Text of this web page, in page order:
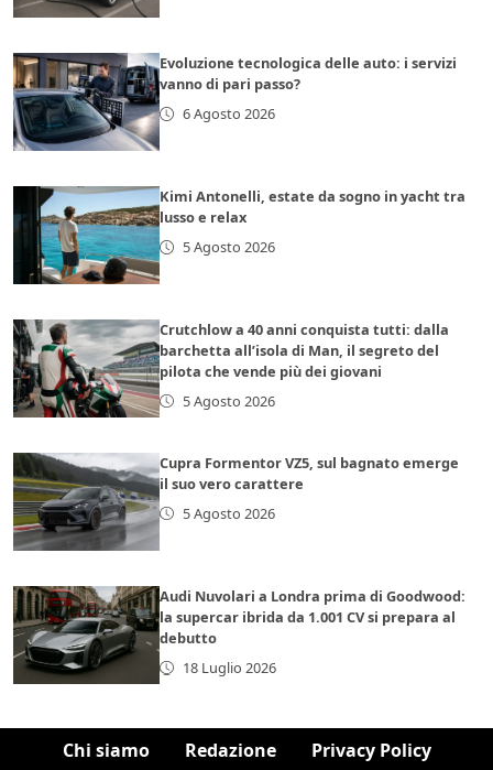
Evoluzione tecnologica delle auto: i servizi
vanno di pari passo?
6 Agosto 2026
Kimi Antonelli, estate da sogno in yacht tra
lusso e relax
5 Agosto 2026
Crutchlow a 40 anni conquista tutti: dalla
barchetta all’isola di Man, il segreto del
pilota che vende più dei giovani
5 Agosto 2026
Cupra Formentor VZ5, sul bagnato emerge
il suo vero carattere
5 Agosto 2026
Audi Nuvolari a Londra prima di Goodwood:
la supercar ibrida da 1.001 CV si prepara al
debutto
18 Luglio 2026
Chi siamo Redazione Privacy Policy